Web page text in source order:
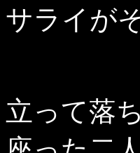
サライが
立って落